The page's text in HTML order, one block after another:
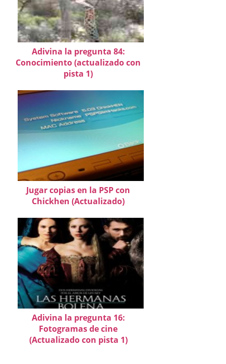
Adivina la pregunta 84:
Conocimiento (actualizado con
pista 1)
Jugar copias en la PSP con
Chickhen (Actualizado)
Adivina la pregunta 16:
Fotogramas de cine
(Actualizado con pista 1)